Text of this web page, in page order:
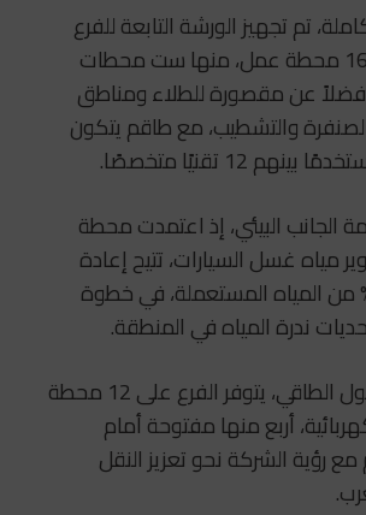
تم تجهيز الورشة التابعة للفرع
بأحدث المعدات و16 محطة عمل، منها ست محطات
فضلاً عن مقصورة للطلاء ومناطق
والتشطيب، مع طاقم يتكون
الجانب البيئي، إذ اعتمدت محطة
مياه غسل السيارات، تتيح إعادة
نحو 90% من المياه المستعملة، في خطوة
ندرة المياه في المنطقة.
وفي إطار دعم التحول الطاقي، يتوفر الفرع على 12 محطة
أربع منها مفتوحة أمام
رؤية الشركة نحو تعزيز النقل